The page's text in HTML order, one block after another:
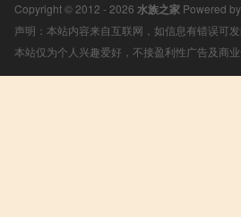
Copyright © 2012 - 2026 水族之家 Powered by
声明：本站内容来自互联网，如信息有错误可
本站仅为个人兴趣爱好，不接盈利性广告及商